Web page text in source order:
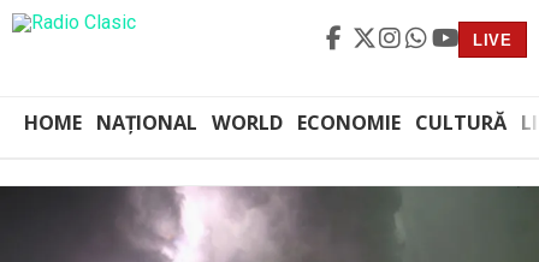
LIVE
HOME NAȚIONAL WORLD ECONOMIE CULTURĂ